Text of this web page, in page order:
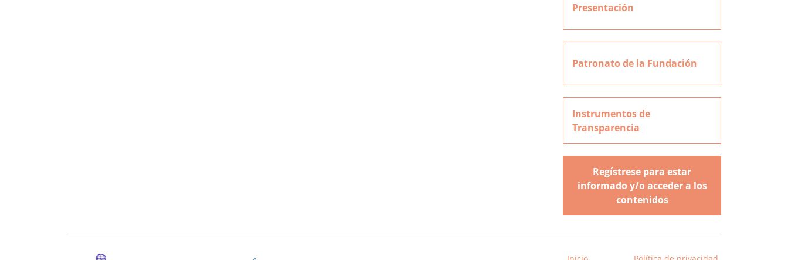
Presentación
Patronato de la Fundación
Instrumentos de
Transparencia
Regístrese para estar
informado y/o acceder a los
contenidos